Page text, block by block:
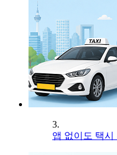
3.
앱 없이도 택시